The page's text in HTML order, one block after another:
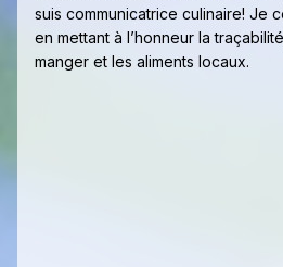
suis communicatrice culinaire! Je
en mettant à l’honneur la
manger et les aliments locaux.